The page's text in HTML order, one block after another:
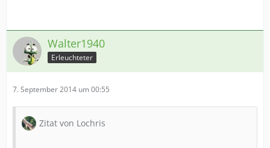
Walter1940
Erleuchteter
7. September 2014 um 00:55
Zitat von Lochris